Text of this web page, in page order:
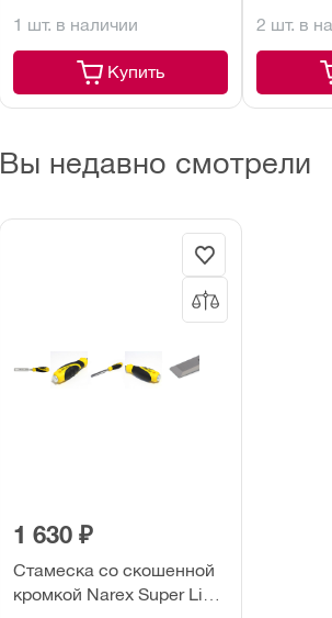
(2 ножа) UTD0050
1 шт. в наличии
Купить
2 шт. в
Вы недавно смотрели
1 630 ₽
Стамеска со скошенной
кромкой Narex Super Line